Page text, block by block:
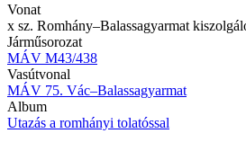
Vonat
x sz. Romhány–Balassagyarmat
Járműsorozat
MÁV M43/438
Vasútvonal
MÁV 75. Vác–Balassagyarmat
Album
Utazás a romhányi tolatóssal